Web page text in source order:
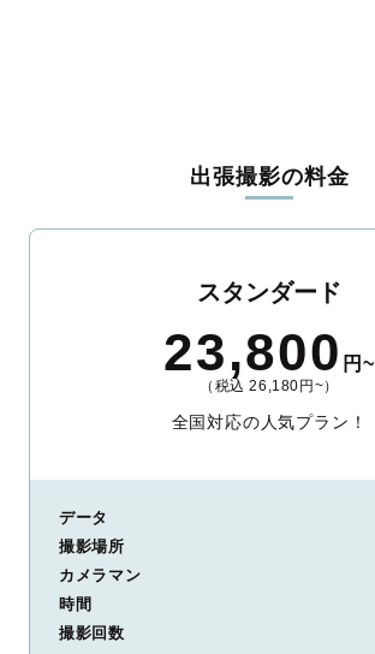
出張撮影の料金
スタンダード
23,800 円~
（税込 26,180円~）
全国対応の人気プラン！
データ
撮影場所
カメラマン
時間
撮影回数